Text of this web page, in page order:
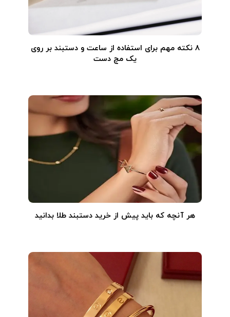
۸ نکته مهم برای استفاده از ساعت و دستبند بر روی
یک مچ دست
هر آنچه که باید پیش از خرید دستبند طلا بدانید